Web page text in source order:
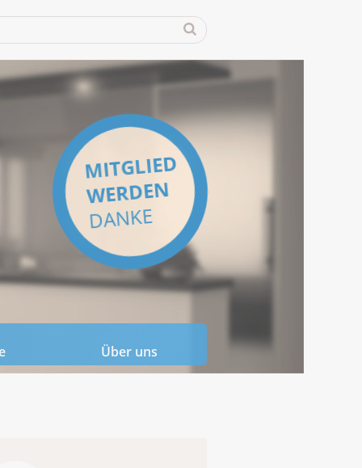
MITGLIED
WERDEN
DANKE
Über uns